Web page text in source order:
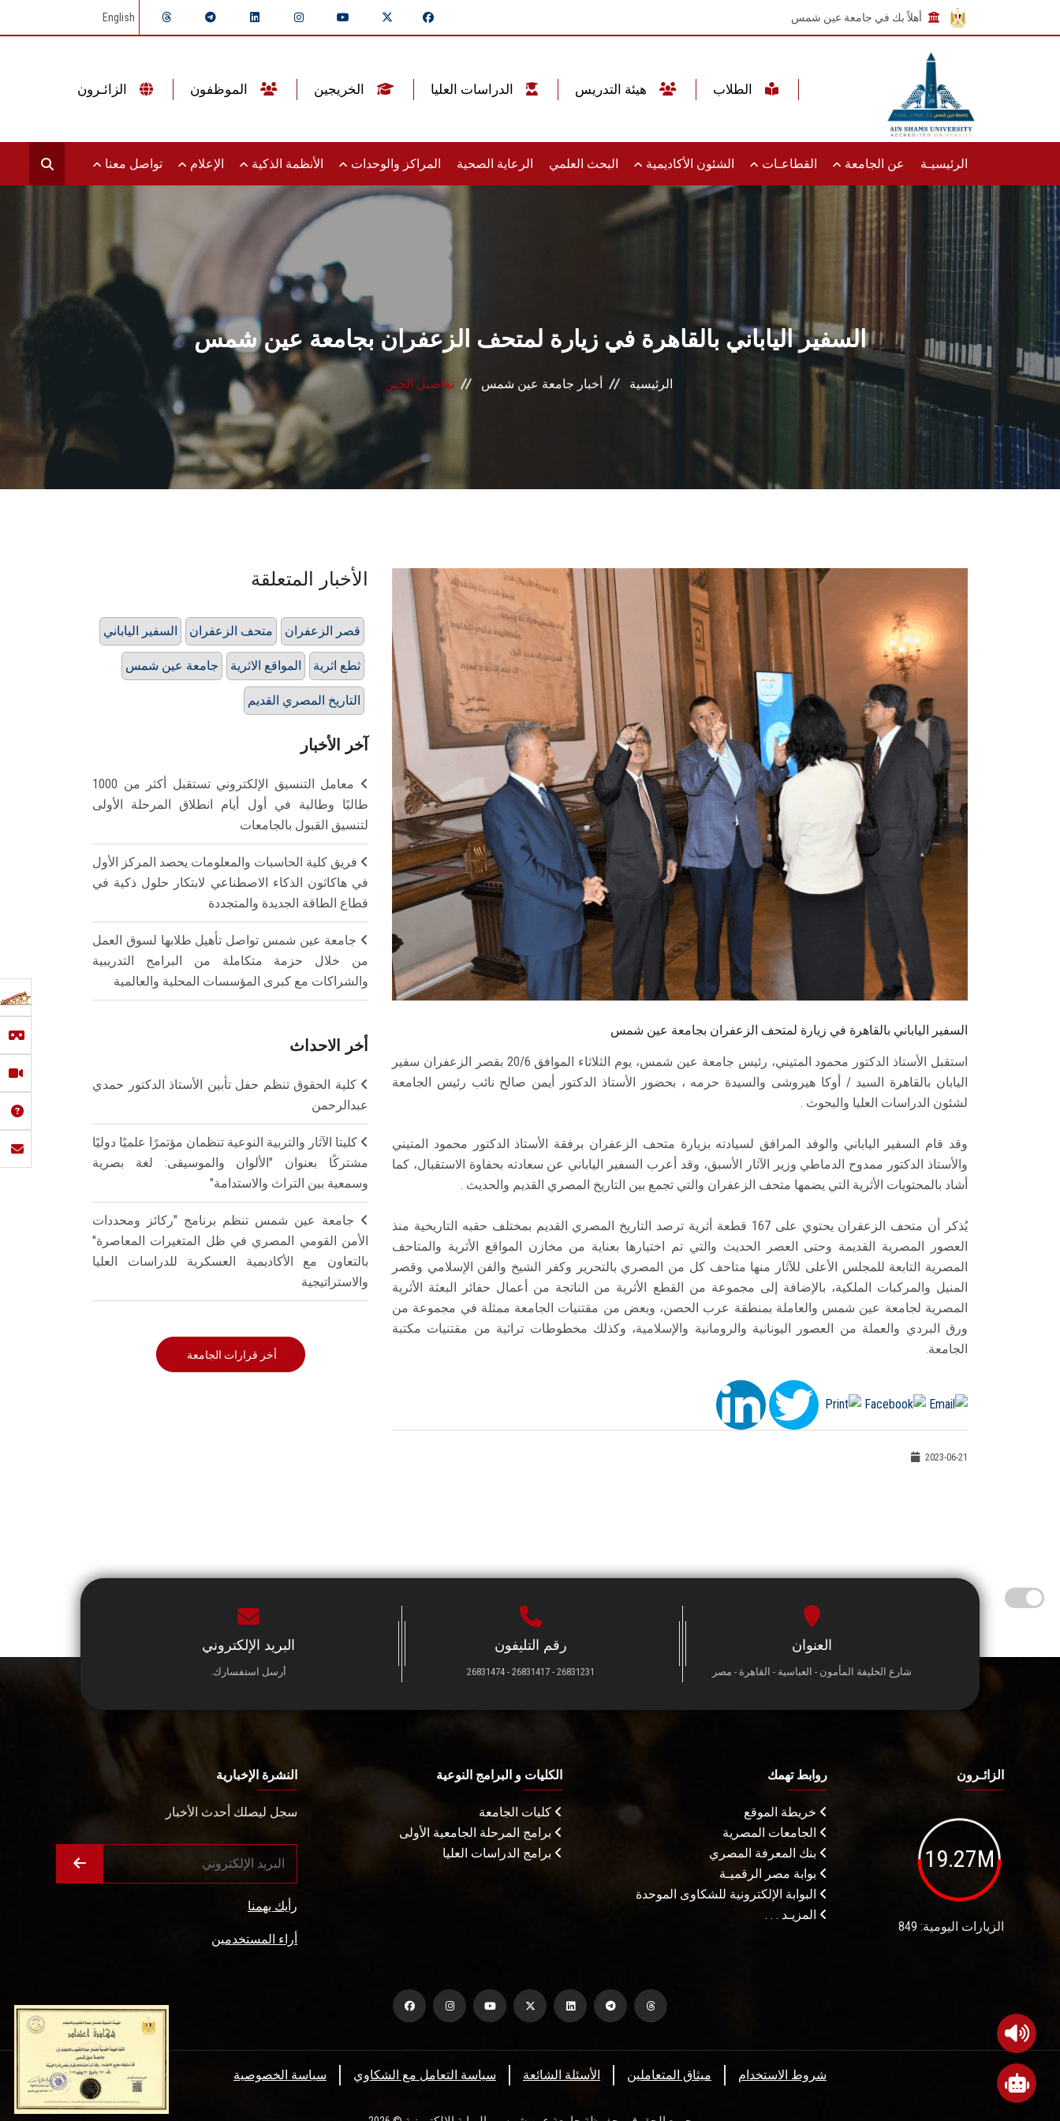
أهلاً بك في جامعة عين شمس English
الرئيسيـة عن الجامعة القطاعـات الشئون الأكاديمية البحث العلمي الرعاية الصحية المراكز والوحدات الأنظمة الذكية الإعلام تواصل معنا
السفير الياباني بالقاهرة في زيارة لمتحف الزعفران بجامعة عين شمس
الرئيسية أخبار جامعة عين شمس تفاصيل الخبر
السفير الياباني بالقاهرة في زيارة لمتحف الزعفران بجامعة عين شمس
استقبل الأستاذ الدكتور محمود المتيني، رئيس جامعة عين شمس، يوم الثلاثاء الموافق 20/6 بقصر الزعفران سفير
اليابان بالقاهرة السيد / أوكا هيروشى والسيدة حرمه ، بحضور الأستاذ الدكتور أيمن صالح نائب رئيس الجامعة
لشئون الدراسات العليا والبحوث .
وقد قام السفير الياباني والوفد المرافق لسيادته بزيارة متحف الزعفران برفقة الأستاذ الدكتور محمود المتيني
والأستاذ الدكتور ممدوح الدماطي وزير الآثار الأسبق، وقد أعرب السفير الياباني عن سعادته بحفاوة الاستقبال، كما
أشاد بالمحتويات الأثرية التي يضمها متحف الزعفران والتي تجمع بين التاريخ المصري القديم والحديث .
يُذكر أن متحف الزعفران يحتوي على 167 قطعة أثرية ترصد التاريخ المصري القديم بمختلف حقبه التاريخية منذ
العصور المصرية القديمة وحتى العصر الحديث والتي تم اختيارها بعناية من مخازن المواقع الأثرية والمتاحف
المصرية التابعة للمجلس الأعلى للآثار منها متاحف كل من المصري بالتحرير وكفر الشيخ والفن الإسلامي وقصر
المنيل والمركبات الملكية، بالإضافة إلى مجموعة من القطع الأثرية من الناتجة من أعمال حفائر البعثة الأثرية
المصرية لجامعة عين شمس والعاملة بمنطقة عرب الحصن، وبعض من مقتنيات الجامعة ممثلة في مجموعة من
ورق البردي والعملة من العصور اليونانية والرومانية والإسلامية، وكذلك مخطوطات تراثية من مقتنيات مكتبة
الجامعة.
2023-06-21
الأخبار المتعلقة
السفير الياباني متحف الزعفران قصر الزعفران
جامعة عين شمس المواقع الاثرية ثطع اثرية
التاريخ المصري القديم
آخر الأخبار
معامل التنسيق الإلكتروني تستقبل أكثر من 1000
طالبًا وطالبة في أول أيام انطلاق المرحلة الأولى
لتنسيق القبول بالجامعات
فريق كلية الحاسبات والمعلومات يحصد المركز الأول
في هاكاثون الذكاء الاصطناعي لابتكار حلول ذكية في
قطاع الطاقة الجديدة والمتجددة
جامعة عين شمس تواصل تأهيل طلابها لسوق العمل
من خلال حزمة متكاملة من البرامج التدريبية
والشراكات مع كبرى المؤسسات المحلية والعالمية
أخر الاحداث
كلية الحقوق تنظم حفل تأبين الأستاذ الدكتور حمدي
عبدالرحمن
كليتا الآثار والتربية النوعية تنظمان مؤتمرًا علميًا دوليًا
مشتركًا بعنوان "الألوان والموسيقى: لغة بصرية
وسمعية بين التراث والاستدامة"
جامعة عين شمس تنظم برنامج "ركائز ومحددات
الأمن القومي المصري في ظل المتغيرات المعاصرة"
بالتعاون مع الأكاديمية العسكرية للدراسات العليا
والاستراتيجية
أخر قرارات الجامعة
العنوان
شارع الخليفة المأمون - العباسية - القاهرة - مصر
رقم التليفون
26831231 - 26831417 - 26831474
البريد الإلكتروني
أرسل استفسارك.
الزائـرون
19.27M
الزيارات اليومية: 849
روابط تهمك
خريطة الموقع
الجامعات المصرية
بنك المعرفة المصري
بوابة مصر الرقميـة
البوابة الإلكترونية للشكاوى الموحدة
المزيـد . . .
الكليات و البرامج النوعية
كليات الجامعة
برامج المرحلة الجامعية الأولى
برامج الدراسات العليا
النشرة الإخبارية
سجل ليصلك أحدث الأخبار
رأيك يهمنا
أراء المستخدمين
سياسة الخصوصية سياسة التعامل مع الشكاوي الأسئلة الشائعة ميثاق المتعاملين شروط الاستخدام